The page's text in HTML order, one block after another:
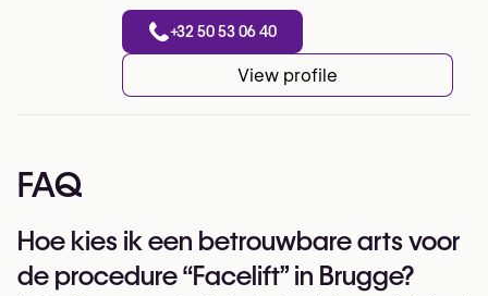
+32 50 53 06 40
View profile
FAQ
Hoe kies ik een betrouwbare arts voor
de procedure “Facelift” in Brugge?